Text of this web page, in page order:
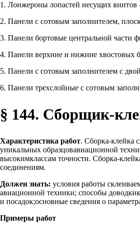
1. Лонжероны лопастей несущих винтов
2. Панели с сотовым заполнителем,
3. Панели бортовые центральной части
4. Панели верхние и нижние хвостовых
5. Панели с сотовым заполнителем с
6. Панели трехслойные с сотовым
§ 144. Сборщик-
Характеристика работ. Сборка-клейка
уникальных образцовавиационной
высокимклассам точности. Сборка-
соединениям.
Должен знать: условия работы
авиационной техники; способы
и посадок;основные сведения о
Примеры работ